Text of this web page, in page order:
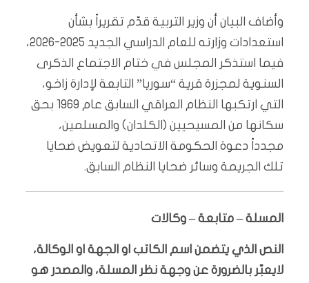
وأضاف البيان أن وزير التربية قدّم تقريراً بشأن
استعدادات وزارته للعام الدراسي الجديد 2025-2026،
فيما استذكر المجلس في ختام الاجتماع الذكرى
السنوية لمجزرة قرية “سوريا” التابعة لإدارة زاخو،
التي ارتكبها النظام العراقي السابق عام 1969 بحق
سكانها من المسيحيين (الكلدان) والمسلمين،
مجدداً دعوة الحكومة الاتحادية لتعويض ضحايا
تلك الجريمة وسائر ضحايا النظام السابق.
المسلة – متابعة – وكالات
النص الذي يتضمن اسم الكاتب او الجهة او الوكالة،
لايعبّر بالضرورة عن وجهة نظر المسلة، والمصدر هو